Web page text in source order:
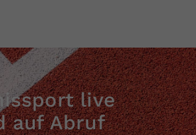
live
auf Abruf